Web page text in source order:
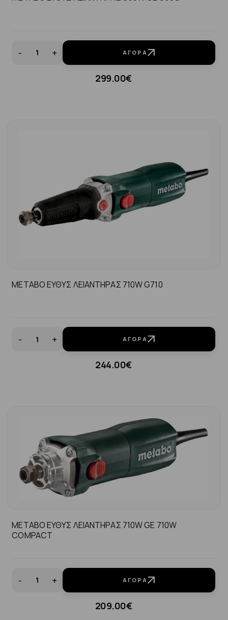
- + ΑΓΟΡΆ
299.00€
METABO ΕΥΘΥΣ ΛΕΙΑΝΤΗΡΑΣ 710W G710
- + ΑΓΟΡΆ
244.00€
ΜΕΤΑΒΟ ΕΥΘΥΣ ΛΕΙΑΝΤΗΡΑΣ 710W GE 710W
COMPACT
- + ΑΓΟΡΆ
209.00€